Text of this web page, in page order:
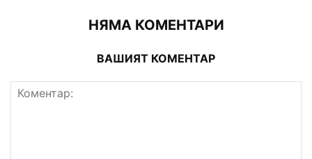
НЯМА КОМЕНТАРИ
ВАШИЯТ КОМЕНТАР